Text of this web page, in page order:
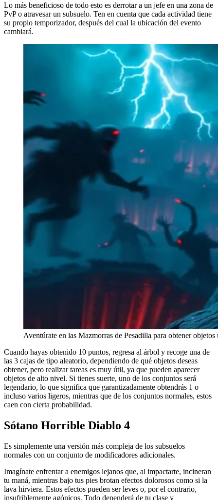
Lo más beneficioso de todo esto es derrotar a un jefe en una zona de
PvP o atravesar un subsuelo. Ten en cuenta que cada actividad tiene
su propio temporizador, después del cual la ubicación del evento
cambiará.
Aventúrate en las Mazmorras de Pesadilla para obtener objetos
Cuando hayas obtenido 10 puntos, regresa al árbol y recoge una de
las 3 cajas de tipo aleatorio, dependiendo de qué objetos deseas
obtener, pero realizar tareas es muy útil, ya que pueden aparecer
objetos de alto nivel. Si tienes suerte, uno de los conjuntos será
legendario, lo que significa que garantizadamente obtendrás 1 o
incluso varios ligeros, mientras que de los conjuntos normales, estos
caen con cierta probabilidad.
Sótano Horrible Diablo 4
Es simplemente una versión más compleja de los subsuelos
normales con un conjunto de modificadores adicionales.
Imagínate enfrentar a enemigos lejanos que, al impactarte, incineran
tu maná, mientras bajo tus pies brotan efectos dolorosos como si la
lava hirviera. Estos efectos pueden ser leves o, por el contrario,
insufriblemente agónicos. Todo dependerá de tu clase y